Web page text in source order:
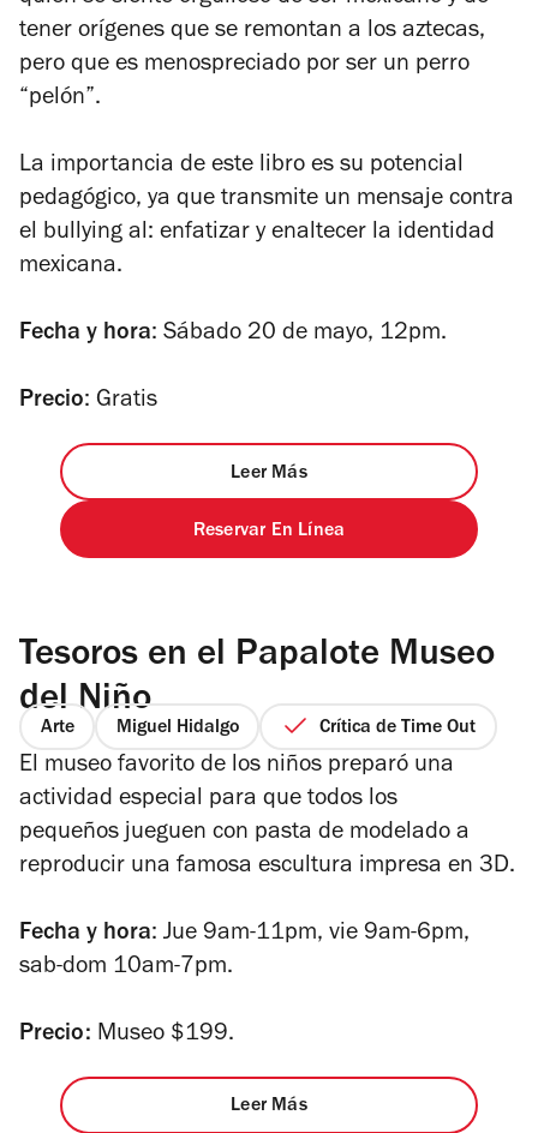
tener orígenes que se remontan a los aztecas,
pero que es menospreciado por ser un perro
“pelón”.
La importancia de este libro es su potencial
pedagógico, ya que transmite un mensaje contra
el bullying al: enfatizar y enaltecer la identidad
mexicana.
Fecha y hora: Sábado 20 de mayo, 12pm.
Precio: Gratis
Leer Más
Reservar En Línea
Tesoros en el Papalote Museo
del Niño
Arte Miguel Hidalgo Crítica de Time Out
El museo favorito de los niños preparó una
actividad especial para que todos los
pequeños jueguen con pasta de modelado a
reproducir una famosa escultura impresa en 3D.
Fecha y hora: Jue 9am-11pm, vie 9am-6pm,
sab-dom 10am-7pm.
Precio: Museo $199.
Leer Más